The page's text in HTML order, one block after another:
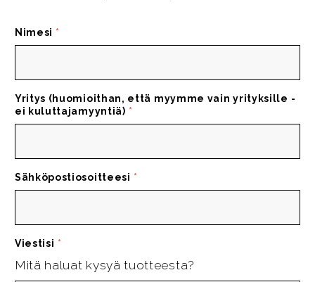
Nimesi *
Yritys (huomioithan, että myymme vain yrityksille -
ei kuluttajamyyntiä) *
Sähköpostiosoitteesi *
Viestisi *
Mitä haluat kysyä tuotteesta?